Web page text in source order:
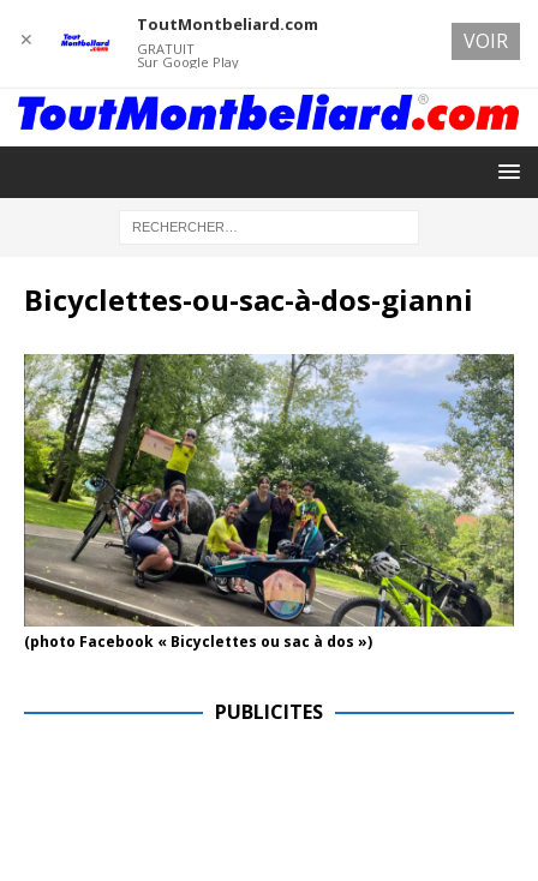
Bicyclettes-ou-sac-à-dos-gianni
(photo Facebook « Bicyclettes ou sac à dos »)
PUBLICITES
✕
ToutMontbeliard.com
GRATUIT
Sur Google Play
VOIR